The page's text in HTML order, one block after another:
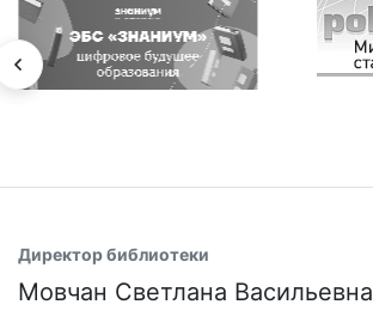
Директор библиотеки
Мовчан Светлана Васильевна